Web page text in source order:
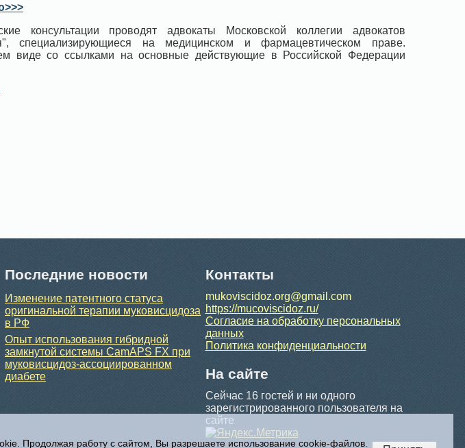
консультации проводят адвокаты Московской коллегии адвокатов
специализирующиеся на медицинском и фармацевтическом праве.
виде со ссылками на основные действующие в Российской Федерации
Последние новости
Изменение патентного статуса
оригинальной терапии муковисцидоза
в РФ
Опыт использования гибридной
замкнутой системы CamAPS FX при
муковисцидоз-ассоциированном
диабете
Контакты
mukoviscidoz.org@gmail.com
https://mucoviscidoz.ru/
Согласие на обработку персональных
данных
Политика конфиденциальности
На сайте
Сейчас 16 гостей и ни одного
зарегистрированного пользователя на
сайте
Продолжая работу с сайтом, Вы разрешаете использование cookie-файлов.